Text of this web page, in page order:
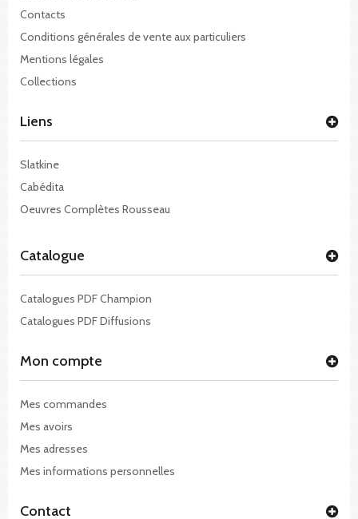
Contacts
Conditions générales de vente aux particuliers
Mentions légales
Collections
Liens
Slatkine
Cabédita
Oeuvres Complètes Rousseau
Catalogue
Catalogues PDF Champion
Catalogues PDF Diffusions
Mon compte
Mes commandes
Mes avoirs
Mes adresses
Mes informations personnelles
Contact